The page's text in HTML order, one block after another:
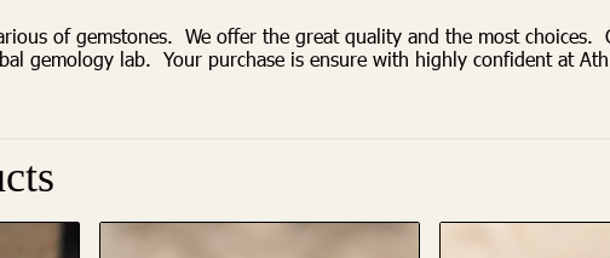
of gemstones. We offer the great quality and the most choices.
gemology lab. Your purchase is ensure with highly confident at